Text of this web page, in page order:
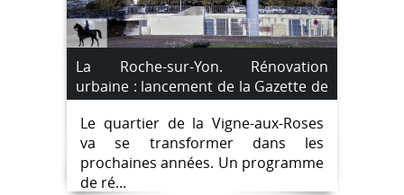
La Roche-sur-Yon. Rénovation
urbaine : lancement de la Gazette de
la Vigne-aux-Roses.
Le quartier de la Vigne-aux-Roses
va se transformer dans les
prochaines années. Un programme
de ré...